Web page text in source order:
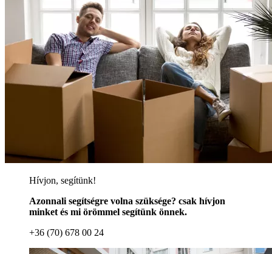
Hívjon, segítünk!
Azonnali segítségre volna szüksége? csak hívjon
minket és mi örömmel segítünk önnek.
+36 (70) 678 00 24